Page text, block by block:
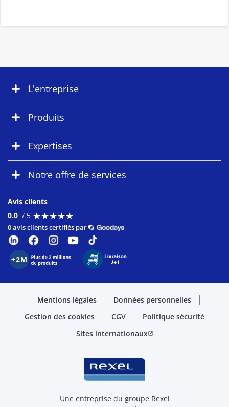
L'entreprise
Produits
Expertises
Notre offre de services
Avis clients
0.0 / 5 ★★★★★
★★★★★
0 avis clients certifiés par
Mentions légales
Données personnelles
Gestion des cookies
CGV
Politique sécurité
Sites internationauxopen_in_new
Une entreprise du groupe Rexel